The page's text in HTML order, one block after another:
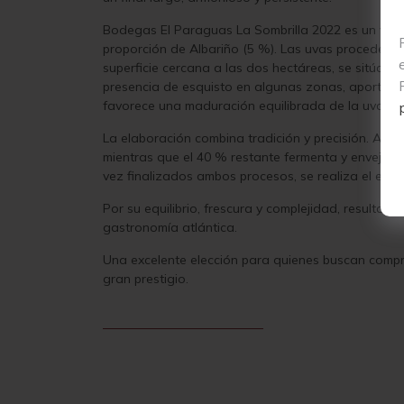
Bodegas El Paraguas La Sombrilla 2022 es un
proporción de Albariño (5 %). Las uvas proceden
superficie cercana a las dos hectáreas, se sitúa
presencia de esquisto en algunas zonas,
favorece una maduración equilibrada de la uva.
La elaboración combina tradición y precisión.
mientras que el 40 % restante fermenta y
vez finalizados ambos procesos, se realiza el
Por su equilibrio, frescura y complejidad, resulta
gastronomía atlántica.
Una excelente elección para quienes buscan
gran prestigio.